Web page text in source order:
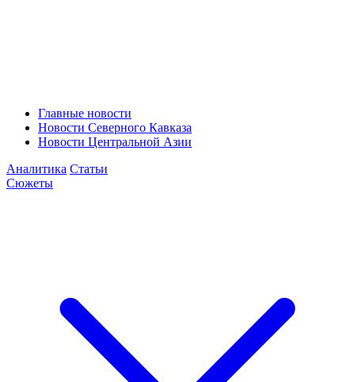
Главные новости
Новости Северного Кавказа
Новости Центральной Азии
Аналитика Статьи
Сюжеты